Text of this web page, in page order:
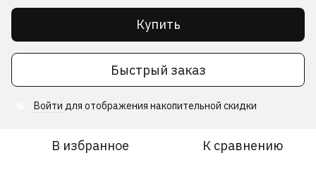
Купить
Быстрый заказ
Войти для отображения накопительной скидки
В избранное К сравнению